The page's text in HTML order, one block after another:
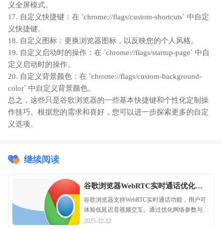
义全屏模式。
17. 自定义快捷键：在 `chrome://flags/custom-shortcuts` 中自定
义快捷键。
18. 自定义图标：更换浏览器图标，以反映您的个人风格。
19. 自定义启动时的操作：在 `chrome://flags/startup-page` 中自
定义启动时的操作。
20. 自定义背景颜色：在 `chrome://flags/custom-background-
color` 中自定义背景颜色。
总之，这些只是谷歌浏览器的一些基本快捷键和个性化定制操
作技巧。根据您的需求和喜好，您可以进一步探索更多的自定
义选项。
继续阅读
谷歌浏览器WebRTC实时通话优化指
南
谷歌浏览器支持WebRTC实时通话功能，用户可
体验低延迟音视频交互。通过优化网络参数与设
备配置，可以有效提升通话质量与稳定性。
2025-12-12